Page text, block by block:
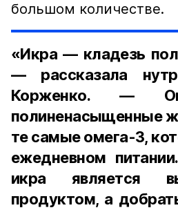
большом количестве.
«Икра — кладезь
— рассказала
Корженко. —
полиненасыщенные
те самые омега-3,
ежедневном
икра является
продуктом, а